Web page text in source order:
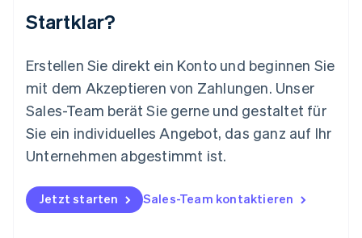
Startklar?
Erstellen Sie direkt ein Konto und beginnen Sie
mit dem Akzeptieren von Zahlungen. Unser
Sales-Team berät Sie gerne und gestaltet für
Sie ein individuelles Angebot, das ganz auf Ihr
Unternehmen abgestimmt ist.
Jetzt starten Sales-Team kontaktieren
English
Español English
Neuseeland
English
Niederlande
Norwegen
English
DeutschEnglish
Polen